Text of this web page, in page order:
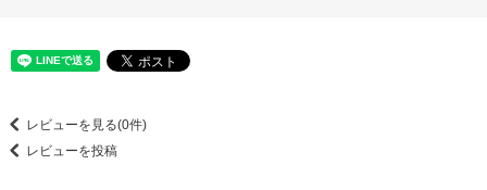
レビューを見る(0件)
レビューを投稿